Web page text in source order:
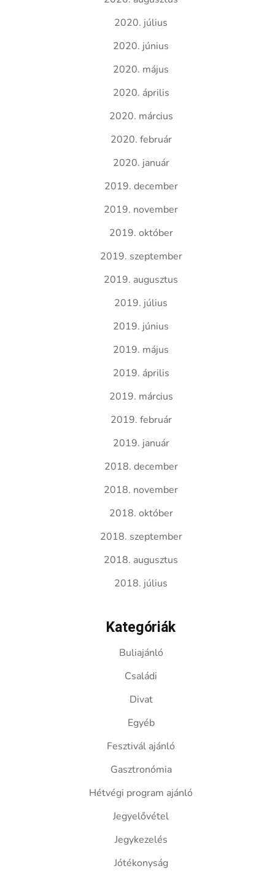
2020. július
2020. június
2020. május
2020. április
2020. március
2020. február
2020. január
2019. december
2019. november
2019. október
2019. szeptember
2019. augusztus
2019. július
2019. június
2019. május
2019. április
2019. március
2019. február
2019. január
2018. december
2018. november
2018. október
2018. szeptember
2018. augusztus
2018. július
Kategóriák
Buliajánló
Családi
Divat
Egyéb
Fesztivál ajánló
Gasztronómia
Hétvégi program ajánló
Jegyelővétel
Jegykezelés
Jótékonyság